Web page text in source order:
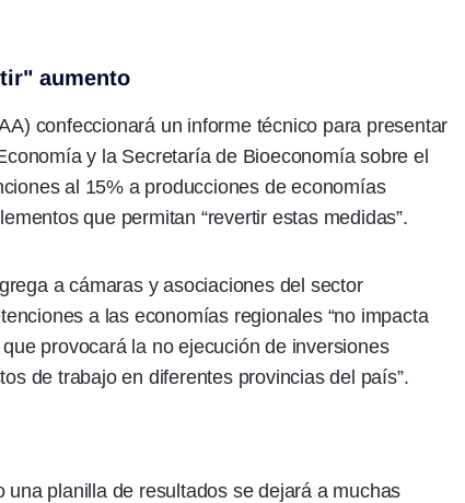
aumento
confeccionará un informe técnico para presentar
y la Secretaría de Bioeconomía sobre el
al 15% a producciones de economías
que permitan “revertir estas medidas”.
a cámaras y asociaciones del sector
a las economías regionales “no impacta
provocará la no ejecución de inversiones
de trabajo en diferentes provincias del país”.
una planilla de resultados se dejará a muchas